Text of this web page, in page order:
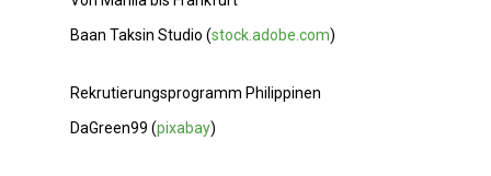
Baan Taksin Studio (stock.adobe.com)
Rekrutierungsprogramm Philippinen
DaGreen99 (pixabay)